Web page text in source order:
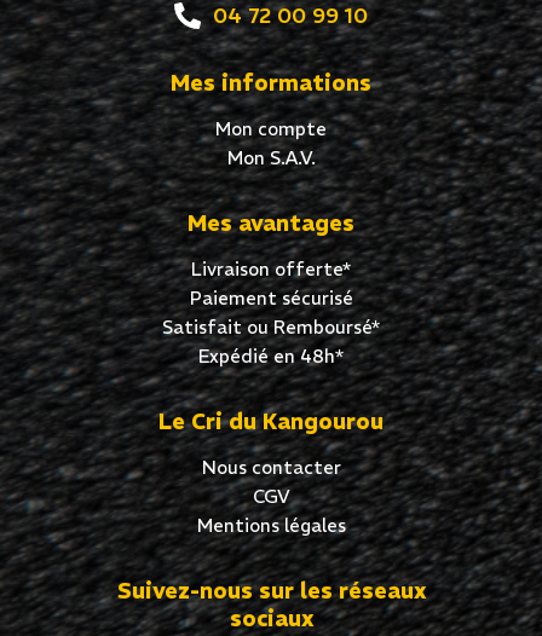
04 72 00 99 10
Mes informations
Mon compte
Mon S.A.V.
Mes avantages
Livraison offerte*
Paiement sécurisé
Satisfait ou Remboursé*
Expédié en 48h*
Le Cri du Kangourou
Nous contacter
CGV
Mentions légales
Suivez-nous sur les réseaux
sociaux